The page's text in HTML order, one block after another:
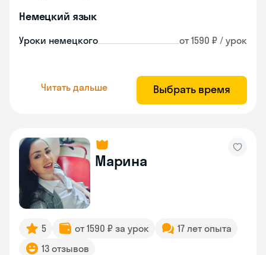
Немецкий язык
Уроки немецкого от 1590 ₽ / урок
Читать дальше Выбрать время
Марина
5 от 1590 ₽ за урок
17 лет опыта
13 отзывов